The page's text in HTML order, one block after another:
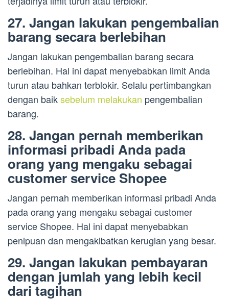
27. Jangan lakukan pengembalian
barang secara berlebihan
Jangan lakukan pengembalian barang secara
berlebihan. Hal ini dapat menyebabkan limit Anda
turun atau bahkan terblokir. Selalu pertimbangkan
dengan baiksebelum melakukan pengembalian
barang.
28. Jangan pernah memberikan
informasi pribadi Anda pada
orang yang mengaku sebagai
customer service Shopee
Jangan pernah memberikan informasi pribadi Anda
pada orang yang mengaku sebagai customer
service Shopee. Hal ini dapat menyebabkan
penipuan dan mengakibatkan kerugian yang besar.
29. Jangan lakukan pembayaran
dengan jumlah yang lebih kecil
dari tagihan